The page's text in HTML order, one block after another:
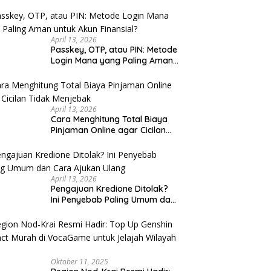
Malam Hari: Rute
untuk Keluarga
Tempat Dekat Stasiun Balapan
yang Ramah Kantong
April 13, 2026
Passkey, OTP, atau PIN: Metode
Login Mana yang Paling Aman
April 13, 2026
Cara Menghitung Total Biaya
Pinjaman Online agar Cicilan
April 13, 2026
Pengajuan Kredione Ditolak?
Ini Penyebab Paling Umum dan
Oktober 11, 2025